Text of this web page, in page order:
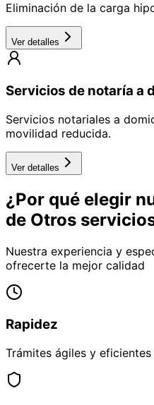
Eliminación de la carga
Ver detalles
Servicios de notaría a
Servicios notariales a
movilidad reducida.
Ver detalles
¿Por qué elegir
de Otros
Nuestra experiencia y
ofrecerte la mejor calidad
Rapidez
Trámites ágiles y